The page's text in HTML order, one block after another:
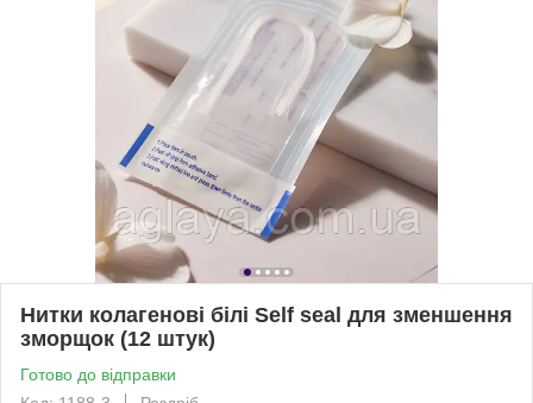
Нитки колагенові білі Self seal для зменшення
зморщок (12 штук)
Готово до відправки